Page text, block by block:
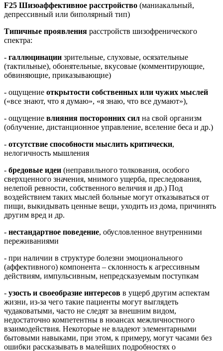
F25 Шизоаффективное расстройство (маниакальный,
депрессивный или биполярный тип)
Типичные проявления расстройств шизофренического
спектра:
- галлюцинации зрительные, слуховые, осязательные
(тактильные), обонятельные, вкусовые (комментирующие,
обвиняющие, приказывающие)
- ощущение открытости собственных или чужих мыслей
(«все знают, что я думаю», «я знаю, что все думают»),
- ощущение влияния посторонних сил на свой организм
(облучение, дистанционное управление, вселение беса и др.)
- отсутствие способности мыслить критически,
нелогичность мышления
- бредовые идеи (неправильного толкования, особого
сверхценного значения, мнимого ущерба, преследования,
нелепой ревности, собственного величия и др.) Под
воздействием таких мыслей больные могут отказываться от
пищи, выкидывать ценные вещи, уходить из дома, причинять
другим вред и др.
- нестандартное поведение, обусловленное внутренними
переживаниями
- при наличии в структуре болезни эмоционального
(аффективного) компонента – склонность к агрессивным
действиям, импульсивным, непредсказуемым поступкам
- узость и своеобразие интересов в ущерб другим аспектам
жизни, из-за чего такие пациенты могут выглядеть
чудаковатыми, часто не следят за внешним видом,
недостаточно компетентны в нюансах межличностного
взаимодействия. Некоторые не владеют элементарными
бытовыми навыками, при этом, к примеру, могут часами без
ошибки рассказывать в малейших подробностях о